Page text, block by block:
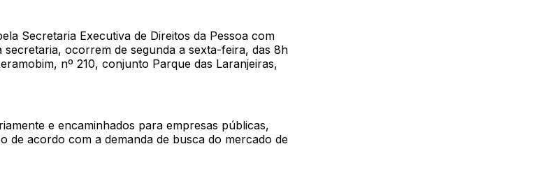
Secretaria Executiva de Direitos da Pessoa com
secretaria, ocorrem de segunda a sexta-feira, das 8h
nº 210, conjunto Parque das Laranjeiras,
e encaminhados para empresas públicas,
de acordo com a demanda de busca do mercado de